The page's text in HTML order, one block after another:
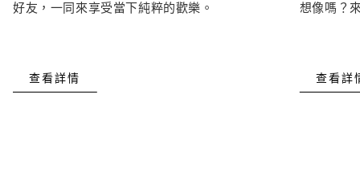
好友，一同來享受當下純粹的歡樂。
查看詳情
想像嗎？
查看詳